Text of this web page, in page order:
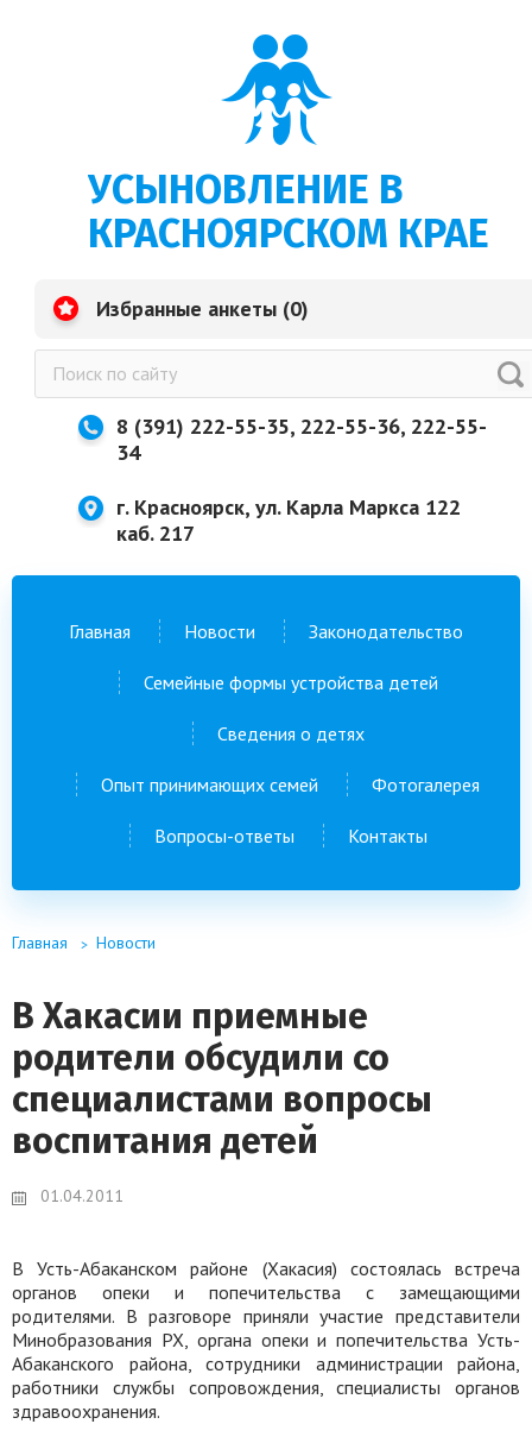
УСЫНОВЛЕНИЕ В
КРАСНОЯРСКОМ КРАЕ
Избранные анкеты (0)
8 (391) 222-55-35, 222-55-36, 222-55-
34
г. Красноярск, ул. Карла Маркса 122
каб. 217
Главная Новости Законодательство
Семейные формы устройства детей
Сведения о детях
Опыт принимающих семей Фотогалерея
Вопросы-ответы Контакты
Главная Новости
В Хакасии приемные
родители обсудили со
специалистами вопросы
воспитания детей
01.04.2011
В Усть-Абаканском районе (Хакасия) состоялась встреча
органов опеки и попечительства с замещающими
родителями. В разговоре приняли участие представители
Минобразования РХ, органа опеки и попечительства Усть-
Абаканского района, сотрудники администрации района,
работники службы сопровождения, специалисты органов
здравоохранения.